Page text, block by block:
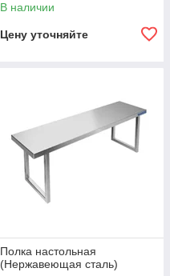
В наличии
Цену уточняйте
Полка настольная
(Нержавеющая сталь)